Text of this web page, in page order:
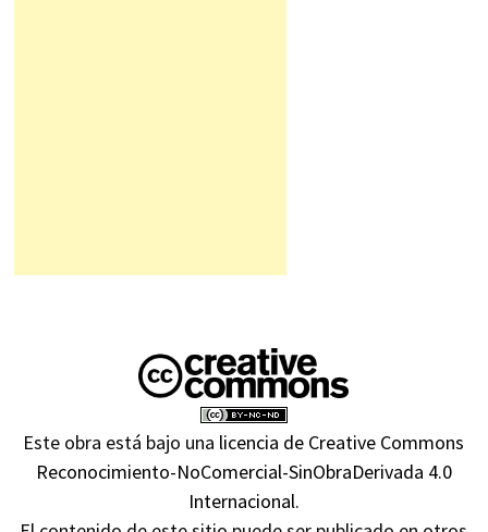
Este obra está bajo una licencia de Creative Commons
Reconocimiento-NoComercial-SinObraDerivada 4.0
Internacional.